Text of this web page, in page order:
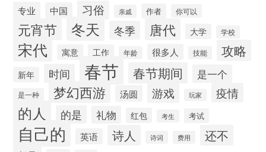
专业 中国 习俗 亲戚 作者 你可以
元宵节 冬天 冬季 唐代 大学 学校
宋代 寓意 工作 年龄 很多人 技能 攻略
新年 时间 春节 春节期间 是一个
是一种 梦幻西游 汤圆 游戏 玩家 疫情
的人 的是 礼物 红包 考生 考试
自己的 英语 诗人 诗词 费用 还不